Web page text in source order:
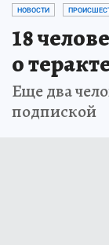
НОВОСТИ
18
о
Еще два
подпиской